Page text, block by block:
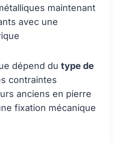
maintenant
avec une
dépend du type de
contraintes
anciens en pierre
fixation mécanique